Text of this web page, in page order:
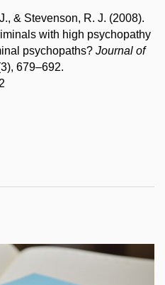
& Stevenson, R. J. (2008).
with high psychopathy
psychopaths? Journal of
679–692.